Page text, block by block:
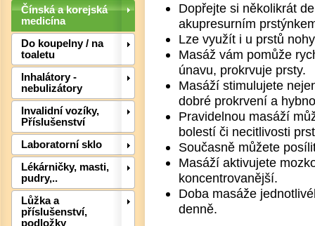
Čínská a korejská
medicína
Do koupelny / na
toaletu
Inhalátory -
nebulizátory
Invalidní vozíky,
Příslušenství
Laboratorní sklo
Lékárničky, masti,
pudry,..
Lůžka a
příslušenství,
podložky
Dopřejte si několikrát
akupresurním
Lze využít i u prstů
Masáž vám pomůže
únavu, prokrvuje prsty.
Masáží stimulujete
dobré prokrvení a
Pravidelnou masáží
bolestí či necitlivosti
Současně můžete
Masáží aktivujete
koncentrovanější.
Doba masáže
denně.